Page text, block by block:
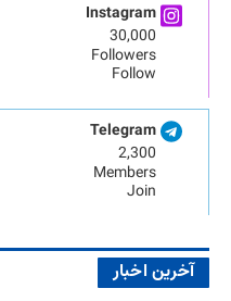
Instagram
30,000
Followers
Follow
Telegram
2,300
Members
Join
آخرین اخبار